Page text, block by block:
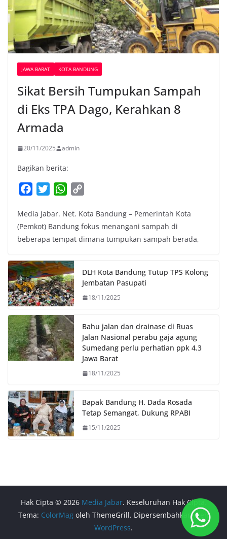
JAWA BARAT KOTA BANDUNG
Sikat Bersih Tumpukan Sampah
di Eks TPA Dago, Kerahkan 8
Armada
20/11/2025 admin
Bagikan berita:
c
e
b
o
k
i
t
t
r
W
a
t
s
p
p
p
y
L
n
k
Media Jabar. Net. Kota Bandung – Pemerintah Kota
(Pemkot) Bandung fokus menangani sampah di
beberapa tempat dimana tumpukan sampah berada,
DLH Kota Bandung Tutup TPS Kolong
Jembatan Pasupati
18/11/2025
Bahu jalan dan drainase di Ruas
Jalan Nasional perabu gaja agung
Sumedang perlu perhatian ppk 4.3
Jawa Barat
18/11/2025
Bapak Bandung H. Dada Rosada
Tetap Semangat, Dukung RPABI
15/11/2025
Hak Cipta © 2026 Media Jabar. Keseluruhan Hak Cipta.
Tema: ColorMag oleh ThemeGrill. Dipersembahkan oleh
WordPress.